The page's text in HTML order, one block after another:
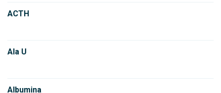
ACTH
Ala U
Albumina